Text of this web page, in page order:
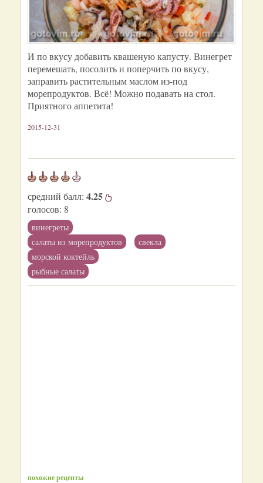
И по вкусу добавить квашеную капусту. Винегрет
перемешать, посолить и поперчить по вкусу,
заправить растительным маслом из-под
морепродуктов. Всё! Можно подавать на стол.
Приятного аппетита!
2015-12-31
средний балл: 4.25
голосов: 8
винегреты
салаты из морепродуктов
свекла
морской коктейль
рыбные салаты
похожие рецепты